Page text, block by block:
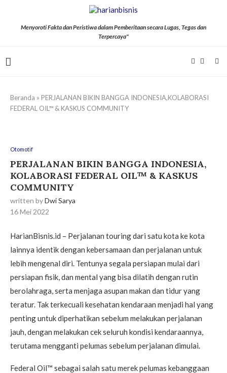
Menyoroti Fakta dan Peristiwa dalam Pemberitaan secara Lugas, Tegas dan
Terpercaya"
Beranda » PERJALANAN BIKIN BANGGA INDONESIA,KOLABORASI
FEDERAL OIL™ & KASKUS COMMUNITY
Otomotif
PERJALANAN BIKIN BANGGA INDONESIA,
KOLABORASI FEDERAL OIL™ & KASKUS
COMMUNITY
written byDwi Sarya
16 Mei 2022
HarianBisnis.id – Perjalanan touring dari satu kota ke kota
lainnya identik dengan kebersamaan dan perjalanan untuk
lebih mengenal diri. Tentunya segala persiapan mulai dari
persiapan fisik, dan mental yang bisa dilatih dengan rutin
berolahraga, serta menjaga asupan makan dan tidur yang
teratur. Tak terkecuali kesehatan kendaraan menjadi hal yang
penting untuk diperhatikan sebelum melakukan perjalanan
jauh, dengan melakukan cek seluruh kondisi kendaraannya,
terutama mengganti pelumas sebelum perjalanan dimulai.
Federal Oil™ sebagai salah satu merek pelumas kebanggaan